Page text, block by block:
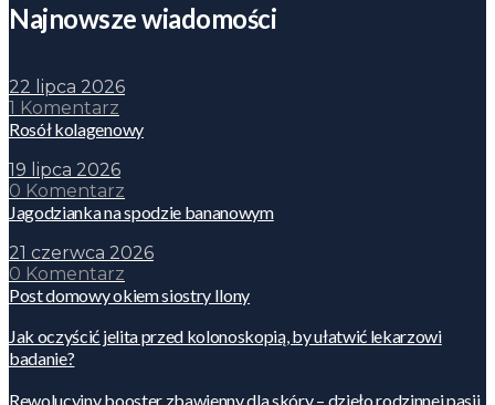
Najnowsze wiadomości
22 lipca 2026
1 Komentarz
Rosół kolagenowy
19 lipca 2026
0 Komentarz
Jagodzianka na spodzie bananowym
21 czerwca 2026
0 Komentarz
Post domowy okiem siostry Ilony
Jak oczyścić jelita przed kolonoskopią, by ułatwić lekarzowi
badanie?
Rewolucyjny booster zbawienny dla skóry – dzieło rodzinnej pasji